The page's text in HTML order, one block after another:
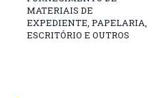
MATERIAIS DE
EXPEDIENTE, PAPELARIA,
ESCRITÓRIO E OUTROS